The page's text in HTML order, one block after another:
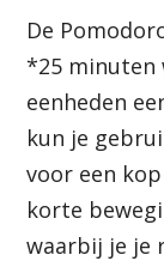
De
*25 minuten
eenheden
kun je
voor een
korte
waarbij je je